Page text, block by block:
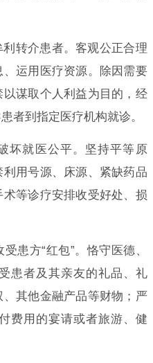
转介患者。客观公正合理
运用医疗资源。除因需要
谋取个人利益为目的，经
者到指定医疗机构就诊。
坏就医公平。坚持平等原
用号源、床源、紧缺药品
等诊疗安排收受好处、损
患方“红包”。恪守医德、
患者及其亲友的礼品、礼
其他金融产品等财物；严
费用的宴请或者旅游、健